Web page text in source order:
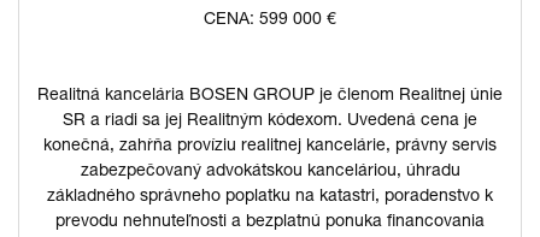
CENA: 599 000 €
Realitná kancelária BOSEN GROUP je členom Realitnej únie
SR a riadi sa jej Realitným kódexom. Uvedená cena je
konečná, zahŕňa províziu realitnej kancelárie, právny servis
zabezpečovaný advokátskou kanceláriou, úhradu
základného správneho poplatku na katastri, poradenstvo k
prevodu nehnuteľnosti a bezplatnú ponuka financovania